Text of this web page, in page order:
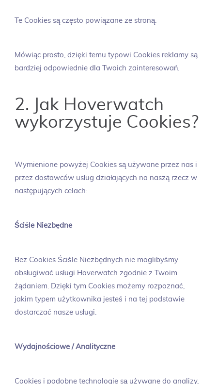
Te Cookies są często powiązane ze stroną.
Mówiąc prosto, dzięki temu typowi Cookies reklamy są
bardziej odpowiednie dla Twoich zainteresowań.
2. Jak Hoverwatch
wykorzystuje Cookies?
Wymienione powyżej Cookies są używane przez nas i
przez dostawców usług działających na naszą rzecz w
następujących celach:
Ściśle Niezbędne
Bez Cookies Ściśle Niezbędnych nie moglibyśmy
obsługiwać usługi Hoverwatch zgodnie z Twoim
żądaniem. Dzięki tym Cookies możemy rozpoznać,
jakim typem użytkownika jesteś i na tej podstawie
dostarczać nasze usługi.
Wydajnościowe / Analityczne
Cookies i podobne technologie są używane do analizy,